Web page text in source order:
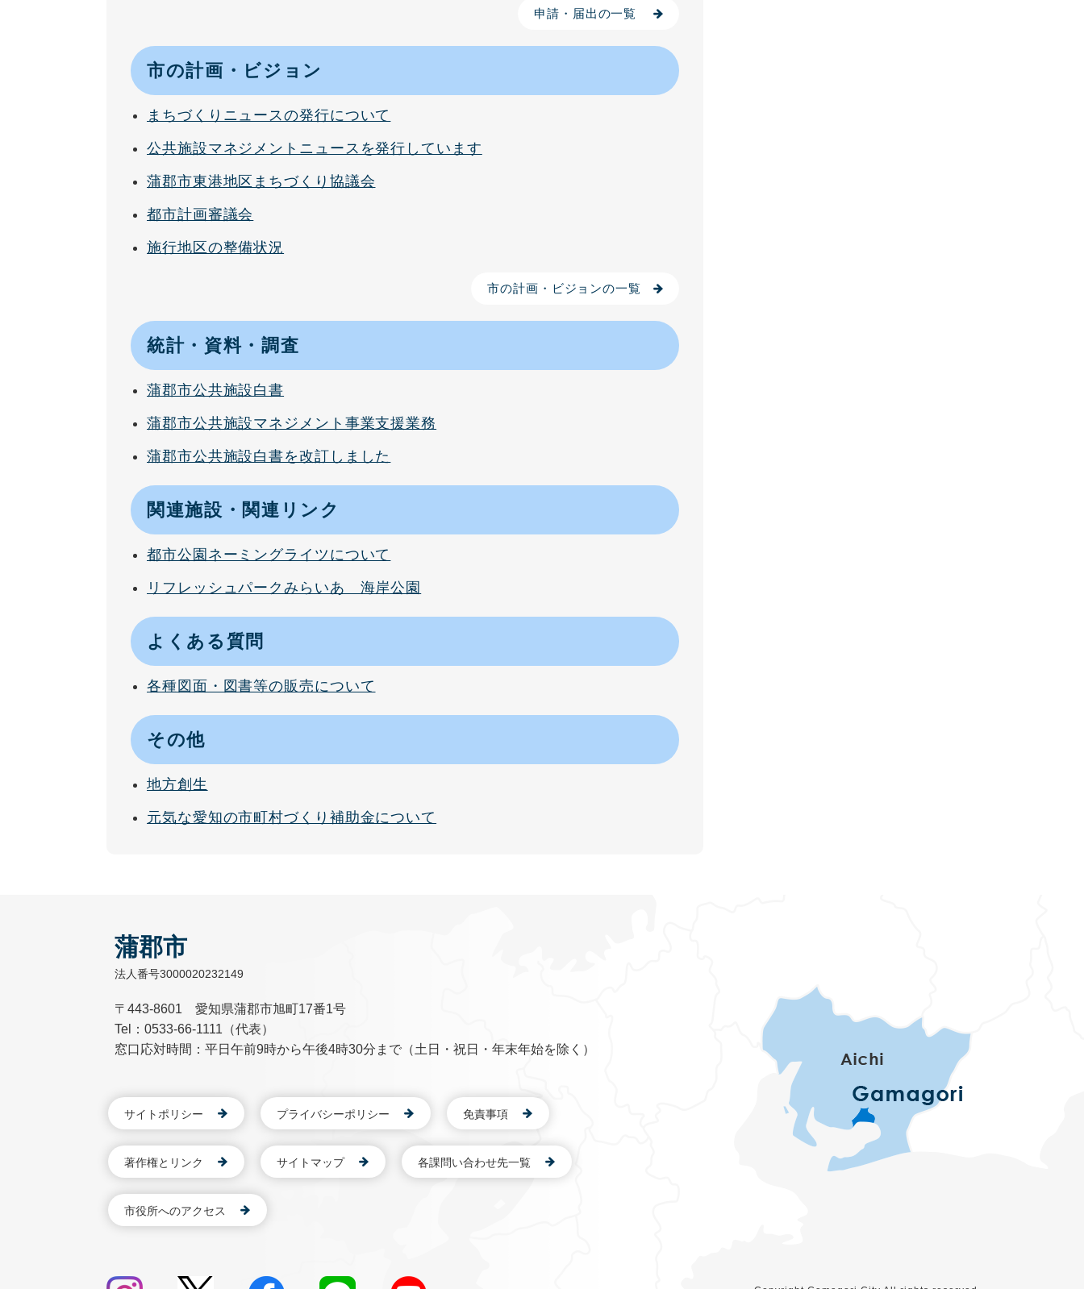
申請・届出の一覧
市の計画・ビジョン
まちづくりニュースの発行について
公共施設マネジメントニュースを発行しています
蒲郡市東港地区まちづくり協議会
都市計画審議会
施行地区の整備状況
市の計画・ビジョンの一覧
統計・資料・調査
蒲郡市公共施設白書
蒲郡市公共施設マネジメント事業支援業務
蒲郡市公共施設白書を改訂しました
関連施設・関連リンク
都市公園ネーミングライツについて
リフレッシュパークみらいあ 海岸公園
よくある質問
各種図面・図書等の販売について
その他
地方創生
元気な愛知の市町村づくり補助金について
蒲郡市
法人番号3000020232149
〒443-8601 愛知県蒲郡市旭町17番1号
Tel：0533-66-1111（代表）
窓口応対時間：平日午前9時から午後4時30分まで（土日・祝日・年末年始を除く）
サイトポリシー プライバシーポリシー 免責事項
著作権とリンク サイトマップ 各課問い合わせ先一覧
市役所へのアクセス